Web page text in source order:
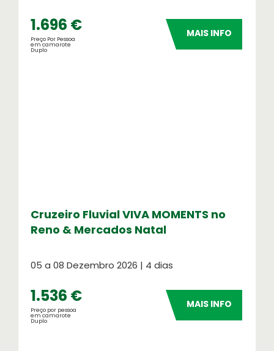
1.696 €
Preço Por Pessoa
em camarote
Duplo
MAIS INFO
Cruzeiro Fluvial VIVA MOMENTS no
Reno & Mercados Natal
05 a 08 Dezembro 2026 | 4 dias
1.536 €
Preço por pessoa
em camarote
Duplo
MAIS INFO